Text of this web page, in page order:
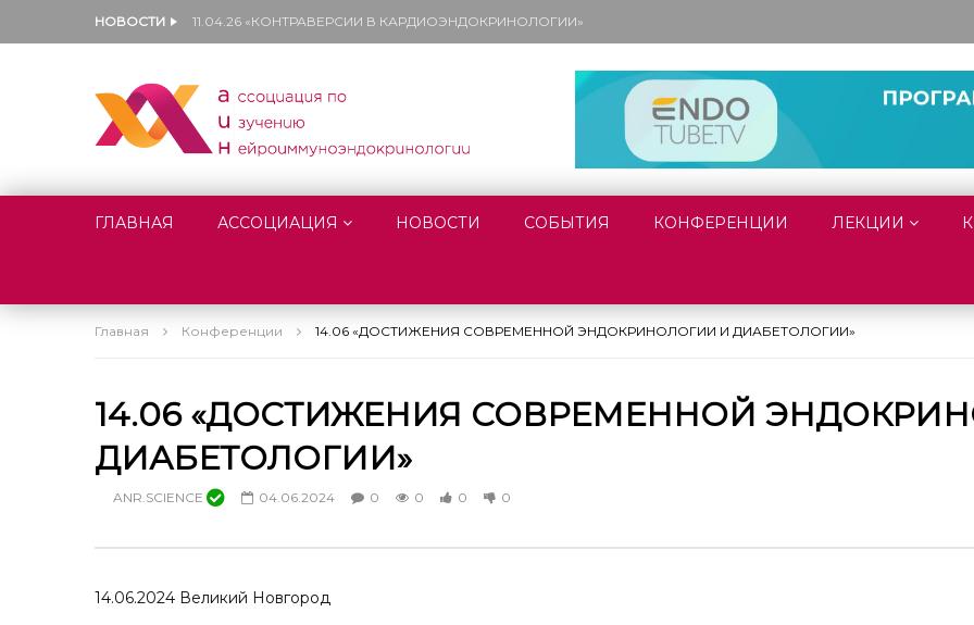
НОВОСТИ 11.04.26 «КОНТРАВЕРСИИ В КАРДИОЭНДОКРИНОЛОГИИ»
ГЛАВНАЯ АССОЦИАЦИЯ НОВОСТИ СОБЫТИЯ КОНФЕРЕНЦИИ ЛЕКЦИИ
Главная Конференции 14.06 «ДОСТИЖЕНИЯ СОВРЕМЕННОЙ ЭНДОКРИНОЛОГИИ И ДИАБЕТОЛОГИИ»
14.06 «ДОСТИЖЕНИЯ СОВРЕМЕННОЙ
ДИАБЕТОЛОГИИ»
ANR.SCIENCE 04.06.2024 0 0 0 0
14.06.2024 Великий Новгород